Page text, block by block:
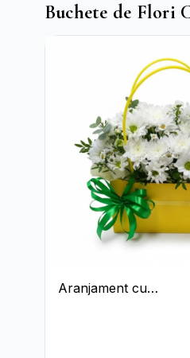
Buchete de Flori
Aranjament cu